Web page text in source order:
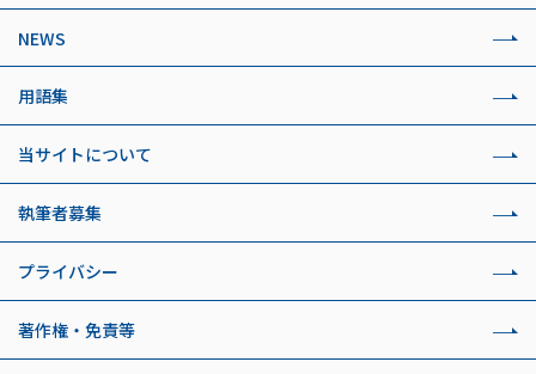
NEWS
用語集
当サイトについて
執筆者募集
プライバシー
著作権・免責等